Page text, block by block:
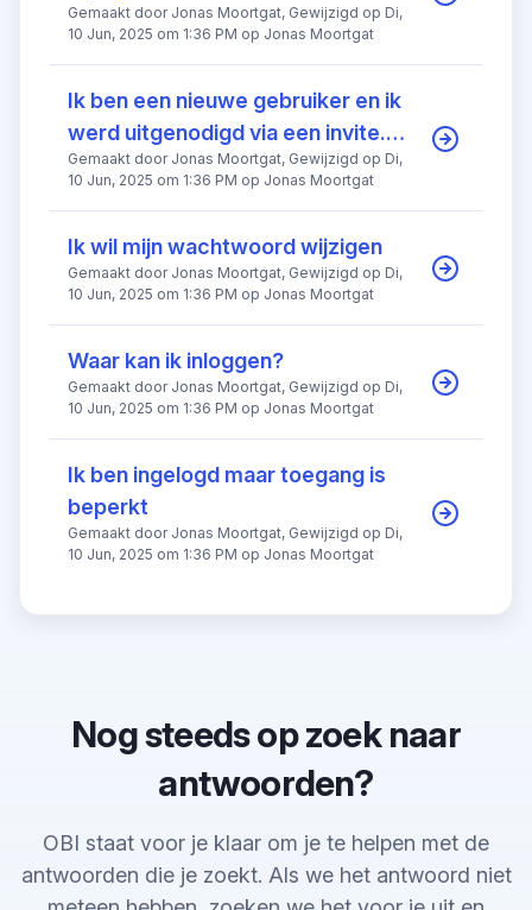
Gemaakt door Jonas Moortgat, Gewijzigd op Di,
10 Jun, 2025 om 1:36 PM op Jonas Moortgat
Ik ben een nieuwe gebruiker en ik
werd uitgenodigd via een invite.
Hoe werkt dit?
Gemaakt door Jonas Moortgat, Gewijzigd op Di,
10 Jun, 2025 om 1:36 PM op Jonas Moortgat
Ik wil mijn wachtwoord wijzigen
Gemaakt door Jonas Moortgat, Gewijzigd op Di,
10 Jun, 2025 om 1:36 PM op Jonas Moortgat
Waar kan ik inloggen?
Gemaakt door Jonas Moortgat, Gewijzigd op Di,
10 Jun, 2025 om 1:36 PM op Jonas Moortgat
Ik ben ingelogd maar toegang is
beperkt
Gemaakt door Jonas Moortgat, Gewijzigd op Di,
10 Jun, 2025 om 1:36 PM op Jonas Moortgat
Nog steeds op zoek naar
antwoorden?
OBI staat voor je klaar om je te helpen met de
antwoorden die je zoekt. Als we het antwoord niet